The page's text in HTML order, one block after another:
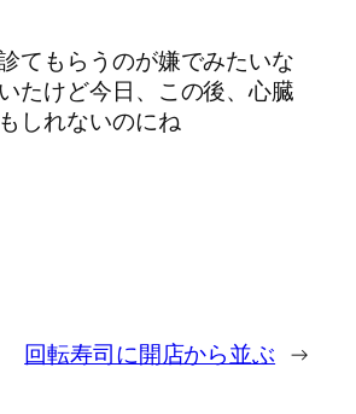
てもらうのが嫌でみたいな
たけど今日、この後、心臓
しれないのにね
回転寿司に開店から並ぶ →